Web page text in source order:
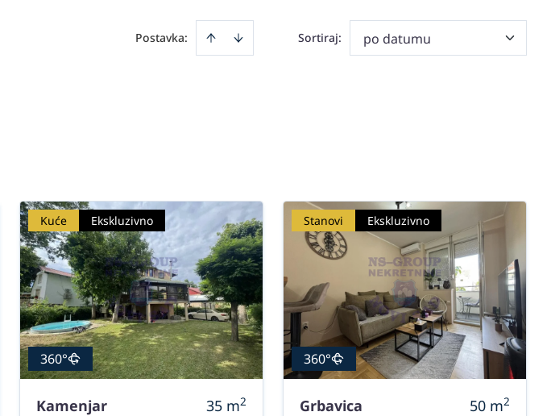
Postavka: Sortiraj: po datumu
Kuće Ekskluzivno
360°
Kamenjar 35 m2
Stanovi Ekskluzivno
360°
Grbavica 50 m2